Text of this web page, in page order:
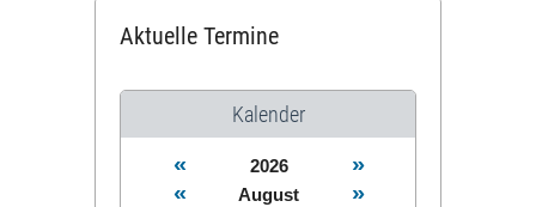
Aktuelle Termine
Kalender
« 2026
»
«
August »